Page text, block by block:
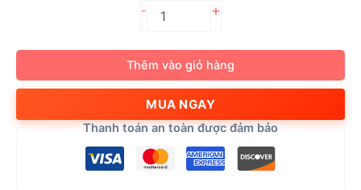
-
cung
phía
xa/kích
hoạt
NITI
CINCH
BACK
+
Thêm vào giỏ hàng
MUA NGAY
Thanh toán an toàn được đảm bảo